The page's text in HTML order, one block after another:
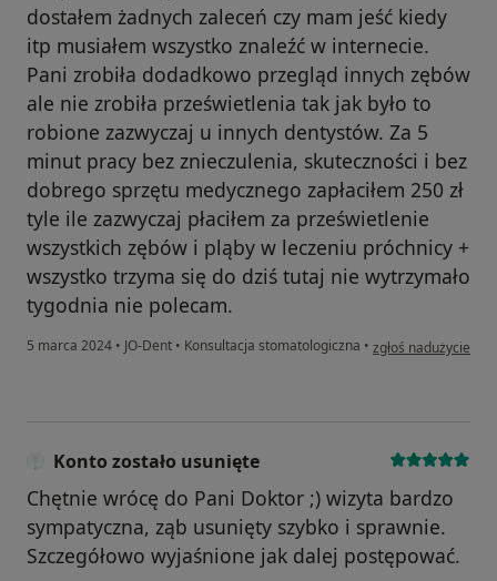
dostałem żadnych zaleceń czy mam jeść kiedy
itp musiałem wszystko znaleźć w internecie.
Pani zrobiła dodadkowo przegląd innych zębów
ale nie zrobiła prześwietlenia tak jak było to
robione zazwyczaj u innych dentystów. Za 5
minut pracy bez znieczulenia, skuteczności i bez
dobrego sprzętu medycznego zapłaciłem 250 zł
tyle ile zazwyczaj płaciłem za prześwietlenie
wszystkich zębów i pląby w leczeniu próchnicy +
wszystko trzyma się do dziś tutaj nie wytrzymało
tygodnia nie polecam.
5 marca 2024 • JO-Dent • Konsultacja stomatologiczna • w opinii
zgłoś nadużycie
Konto zostało usunięte
Chętnie wrócę do Pani Doktor ;) wizyta bardzo
sympatyczna, ząb usunięty szybko i sprawnie.
Szczegółowo wyjaśnione jak dalej postępować.